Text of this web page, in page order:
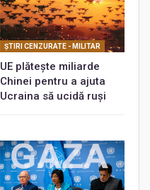
ŞTIRI CENZURATE - MILITAR
UE plătește miliarde
Chinei pentru a ajuta
Ucraina să ucidă ruși